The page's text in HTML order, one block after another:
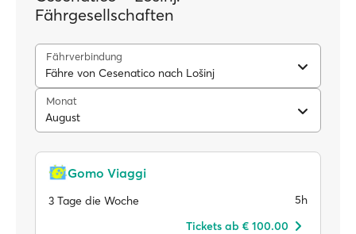
Fährgesellschaften
Fährverbindung
Fähre von Cesenatico nach Lošinj
Monat
August
Gomo Viaggi
3 Tage die Woche
5h
Tickets ab € 100.00